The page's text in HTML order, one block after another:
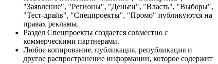
"Заявление", "Регионы", "Деньги", "Власть", "Выборы",
"Тест-драйв", "Спецпроекты", "Промо" публикуются на
правах рекламы.
Раздел Спецпроекты создается совместно с
коммерческими партнерами.
Любое копирование, публикация, републикация и
другое распространение информации, которое содержит